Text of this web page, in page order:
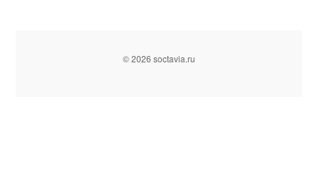
© 2026 soctavia.ru